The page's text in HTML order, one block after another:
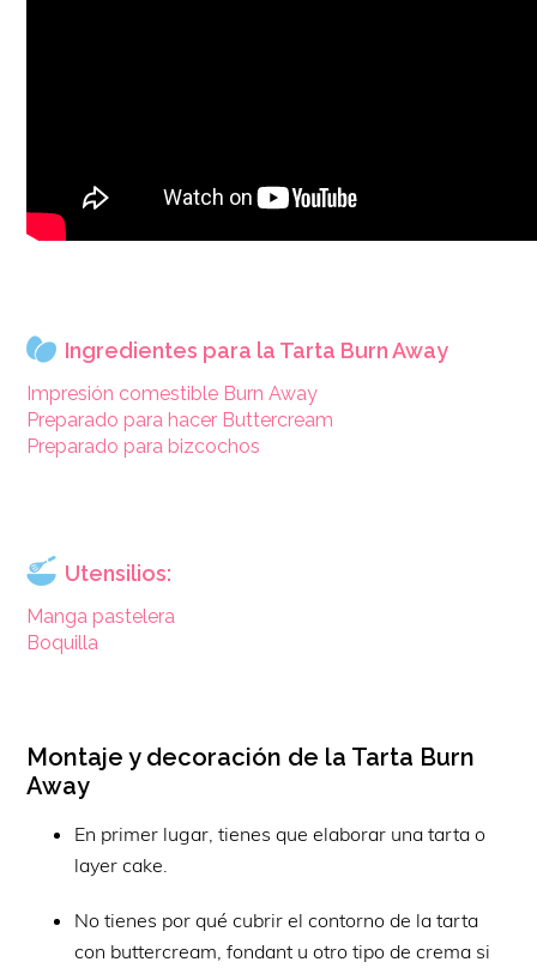
Ingredientes para la Tarta Burn Away
Impresión comestible Burn Away
Preparado para hacer Buttercream
Preparado para bizcochos
Utensilios:
Manga pastelera
Boquilla
Montaje y decoración de la Tarta Burn
Away
En primer lugar, tienes que elaborar una tarta o
layer cake.
No tienes por qué cubrir el contorno de la tarta
con buttercream, fondant u otro tipo de crema si